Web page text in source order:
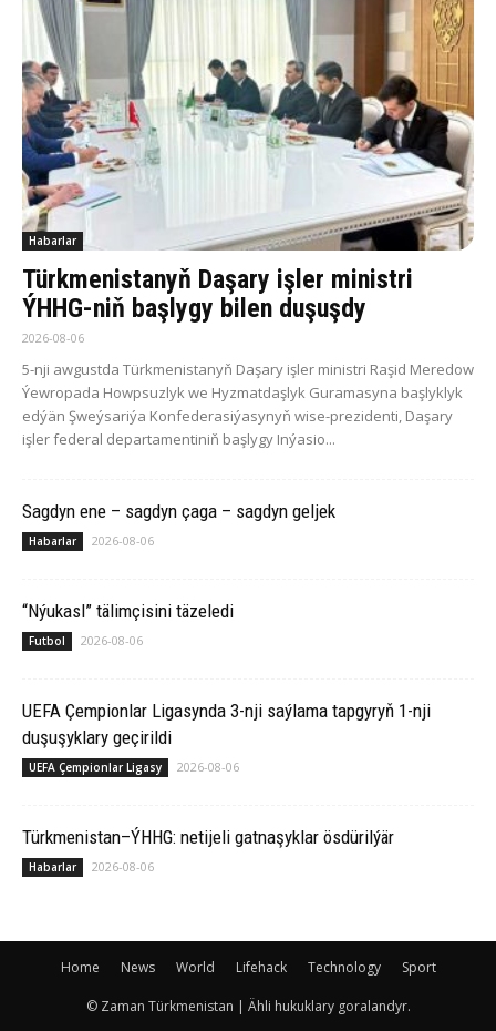
Habarlar
Türkmenistanyň Daşary işler ministri
ÝHHG-niň başlygy bilen duşuşdy
2026-08-06
5-nji awgustda Türkmenistanyň Daşary işler ministri Raşid Meredow
Ýewropada Howpsuzlyk we Hyzmatdaşlyk Guramasyna başlyklyk
edýän Şweýsariýa Konfederasiýasynyň wise-prezidenti, Daşary
işler federal departamentiniň başlygy Inýasio...
Sagdyn ene – sagdyn çaga – sagdyn geljek
Habarlar 2026-08-06
“Nýukasl” tälimçisini täzeledi
Futbol 2026-08-06
UEFA Çempionlar Ligasynda 3-nji saýlama tapgyryň 1-nji
duşuşyklary geçirildi
UEFA Çempionlar Ligasy 2026-08-06
Türkmenistan–ÝHHG: netijeli gatnaşyklar ösdürilýär
Habarlar 2026-08-06
Home News World Lifehack Technology Sport
© Zaman Türkmenistan | Ähli hukuklary goralandyr.